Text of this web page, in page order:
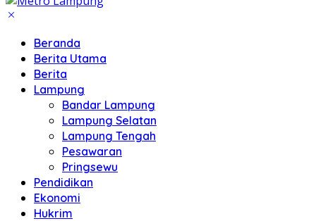
Beranda
Berita Utama
Berita
Lampung
Bandar Lampung
Lampung Selatan
Lampung Tengah
Pesawaran
Pringsewu
Pendidikan
Ekonomi
Hukrim